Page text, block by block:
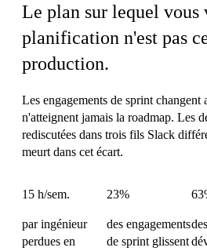
Le plan sur lequel vous
planification n'est pas
production.
Les engagements de sprint
n'atteignent jamais la roadmap. Les
rediscutées dans trois fils Slack
meurt dans cet écart.
15 h/sem.
par ingénieur
perdues en
23%
des engagements
de sprint glissent
des